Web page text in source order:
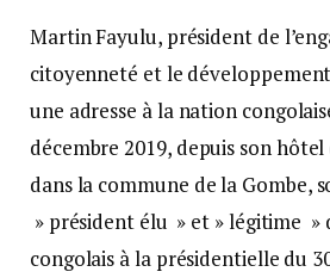
Martin Fayulu, président de
citoyenneté et le
une adresse à la nation
décembre 2019, depuis son
dans la commune de la Gombe,
» président élu » et » légitime »
congolais à la présidentielle du